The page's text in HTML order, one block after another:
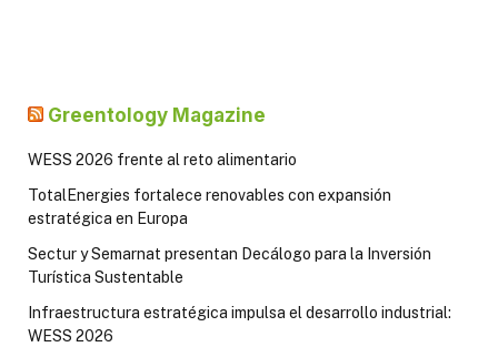
Greentology Magazine
WESS 2026 frente al reto alimentario
TotalEnergies fortalece renovables con expansión
estratégica en Europa
Sectur y Semarnat presentan Decálogo para la Inversión
Turística Sustentable
Infraestructura estratégica impulsa el desarrollo industrial:
WESS 2026